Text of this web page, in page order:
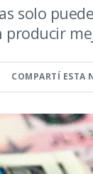
solo
COMPARTÍ ESTA